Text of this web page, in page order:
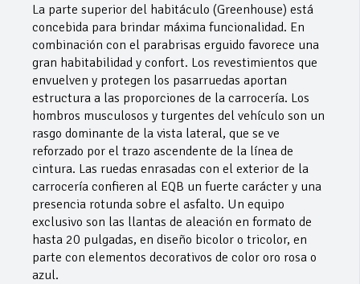
La parte superior del habitáculo (Greenhouse) está
concebida para brindar máxima funcionalidad. En
combinación con el parabrisas erguido favorece una
gran habitabilidad y confort. Los revestimientos que
envuelven y protegen los pasarruedas aportan
estructura a las proporciones de la carrocería. Los
hombros musculosos y turgentes del vehículo son un
rasgo dominante de la vista lateral, que se ve
reforzado por el trazo ascendente de la línea de
cintura. Las ruedas enrasadas con el exterior de la
carrocería confieren al EQB un fuerte carácter y una
presencia rotunda sobre el asfalto. Un equipo
exclusivo son las llantas de aleación en formato de
hasta 20 pulgadas, en diseño bicolor o tricolor, en
parte con elementos decorativos de color oro rosa o
azul.